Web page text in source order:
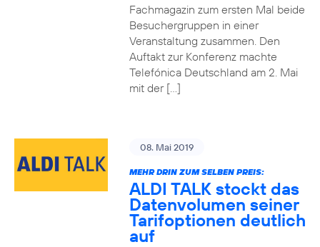
Fachmagazin zum ersten Mal beide
Besuchergruppen in einer
Veranstaltung zusammen. Den
Auftakt zur Konferenz machte
Telefónica Deutschland am 2. Mai
mit der […]
08. Mai 2019
MEHR DRIN ZUM SELBEN PREIS:
ALDI TALK stockt das
Datenvolumen seiner
Tarifoptionen deutlich
auf